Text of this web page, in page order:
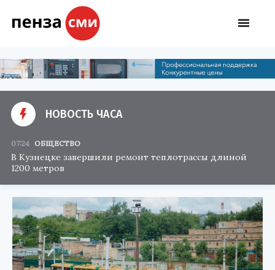
НОВОСТЬ ЧАСА
07:24 ОБЩЕСТВО
В Кузнецке завершили ремонт теплотрассы длиной
1200 метров